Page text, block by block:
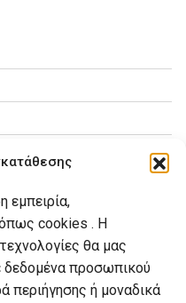
εμπειρία,
όπως cookies . Η
θα μας
δεδομένα προσωπικού
περιήγησης ή μοναδικά